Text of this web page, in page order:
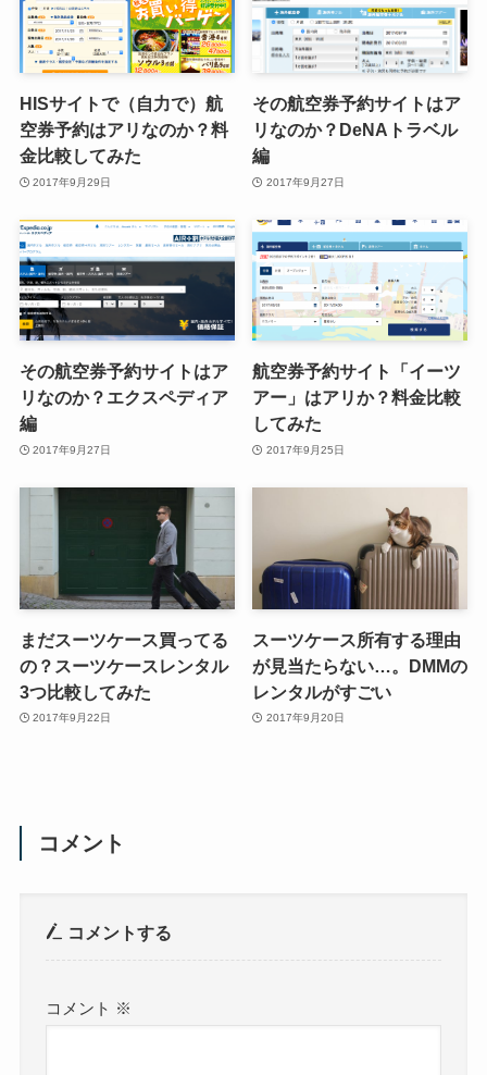
HISサイトで（自力で）航
空券予約はアリなのか？料
金比較してみた
2017年9月29日
その航空券予約サイトはア
リなのか？DeNAトラベル
編
2017年9月27日
その航空券予約サイトはア
リなのか？エクスペディア
編
2017年9月27日
航空券予約サイト「イーツ
アー」はアリか？料金比較
してみた
2017年9月25日
まだスーツケース買ってる
の？スーツケースレンタル
3つ比較してみた
2017年9月22日
スーツケース所有する理由
が見当たらない…。DMMの
レンタルがすごい
2017年9月20日
コメント
コメントする
コメント ※